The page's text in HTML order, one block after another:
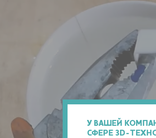
У ВАШЕЙ
СФЕРЕ 3D-